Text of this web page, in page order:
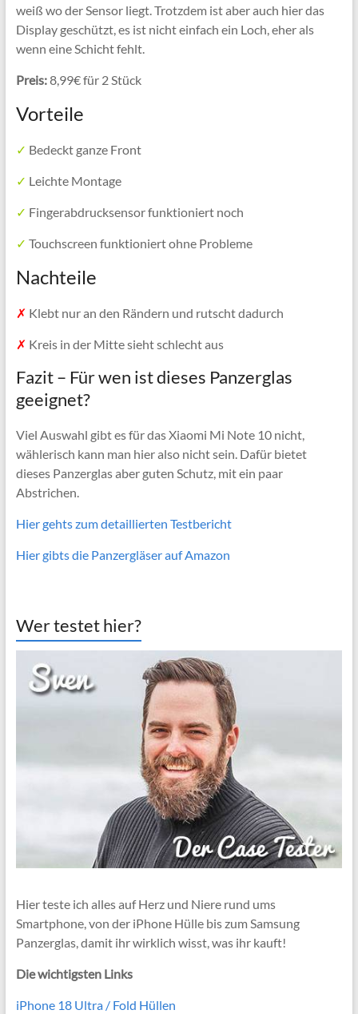
weiß wo der Sensor liegt. Trotzdem ist aber auch hier das
Display geschützt, es ist nicht einfach ein Loch, eher als
wenn eine Schicht fehlt.
Preis:8,99€ für 2 Stück
Vorteile
✓ Bedeckt ganze Front
✓ Leichte Montage
✓ Fingerabdrucksensor funktioniert noch
✓ Touchscreen funktioniert ohne Probleme
Nachteile
✗ Klebt nur an den Rändern und rutscht dadurch
✗ Kreis in der Mitte sieht schlecht aus
Fazit – Für wen ist dieses Panzerglas
geeignet?
Viel Auswahl gibt es für das Xiaomi Mi Note 10 nicht,
wählerisch kann man hier also nicht sein. Dafür bietet
dieses Panzerglas aber guten Schutz, mit ein paar
Abstrichen.
Hier gehts zum detaillierten Testbericht
Hier gibts die Panzergläser auf Amazon
Wer testet hier?
Hier teste ich alles auf Herz und Niere rund ums
Smartphone, von der iPhone Hülle bis zum Samsung
Panzerglas, damit ihr wirklich wisst, was ihr kauft!
Die wichtigsten Links
iPhone 18 Ultra / Fold Hüllen